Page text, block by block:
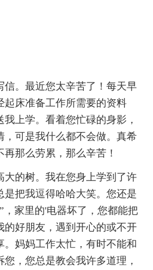
信。最近您太辛苦了！每天早
起床准备工作所需要的资料
上学。看着您忙碌的身影，
，可是我什么都不会做。真希
那么劳累，那么辛苦！
大的树。我在您身上学到了许
是把我逗得哈哈大笑。您还是
，家里的'电器坏了，您都能把
的好朋友，遇到开心的或不开
。妈妈工作太忙，有时不能和
，您总是教会我许多道理，